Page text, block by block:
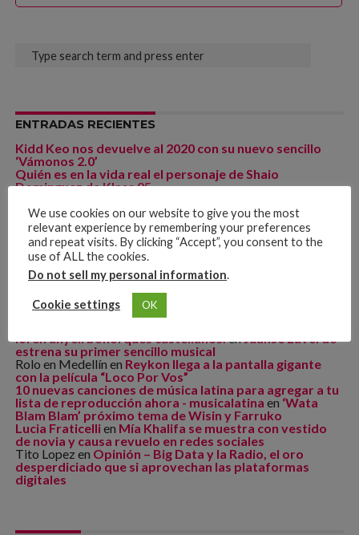
ENTRADAS RECIENTES
Kidd Keo nos devuelve al 2020 con su nuevo sencillo
‘Vámonos 2.0’
Quién es en la vida real el personaje de Shaio
Dominguez de Klass 95
Muerte» un regalo para el día de la madre
¿Qué es mejor la lotería online o la lotería tradicional?
La reactivación de los conciertos en
Colombia, post pandemia
COMENTARIOS RECIENTES
loren anyeli bohorques castellanos.enJuanse Laverde
estrena su primer sencillo musical
Rolo en Medellín en Reykon llega a la pantalla gigante
con la película “Loco Por Vos”
10 nuevas canciones de música latina para agregar a tu
lista de reproducción ahora - musicalatina en ‘Wata
Blam Blam’ próximo tema de Wisin y Farruko
Lucia Fraticellien Mía Khalifa se muestra con vestido
de novia y causa revuelo en redes sociales
Tito Lopez en Opinión – Big Data y la Radio, el oro
desperdiciado que si aprovechan las plataformas
digitales
We use cookies on our website to give you the most
relevant experience by remembering your preferences
and repeat visits. By clicking “Accept”, you consent to the
use of ALL the cookies.
Do not sell my personal information.
Cookie settings OK